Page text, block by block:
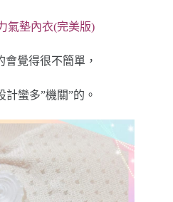
氣墊內衣(完美版)
會覺得很不簡單，
蠻多”機關”的。